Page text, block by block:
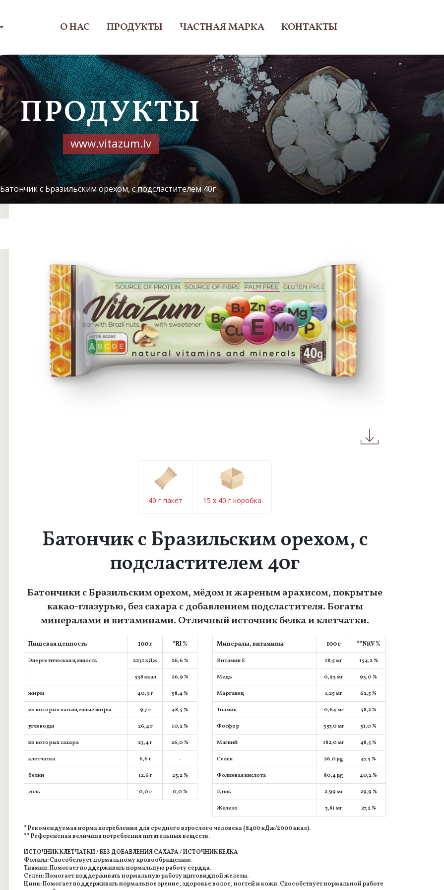
О НАС ПРОДУКТЫ ЧАСТНАЯ МАРКА КОНТАКТЫ
ПРОДУКТЫ
www.vitazum.lv
Батончик с Бразильским орехом, с подсластителем 40г
40 г пакет 15 x 40 г коробка
Батончик с Бразильским орехом, с
подсластителем 40г
Батончики с Бразильским орехом, мёдом и жареным арахисом, покрытые
какао-глазурью, без сахара с добавлением подсластителя. Богаты
минералами и витаминами. Отличный источник белка и клетчатки.
Пищевая ценность 100 г *RI %
Энергетическая ценность 2231 кДж 26,6 %
538 ккал 26,9 %
жиры 40,9 г 58,4 %
из которых насыщенные жиры 9,7 г 48,5 %
углеводы 26,4 г 10,2 %
из которых сахара 23,4 г 26,0 %
клeтчaтка 6,6 г -
белки 12,6 г 25,2 %
соль 0,0 г 0,0 %
Минералы, витамины 100 г **NRV %
Витамин E 18,5 мг 154,2 %
Медь 0,93 мг 93,0 %
Марганец 1,25 мг 62,5 %
Тиамин 0,64 мг 58,2 %
Фосфор 357,0 мг 51,0 %
Магний 182,0 мг 48,5 %
Селен 26,0 µg 47,3 %
Фолиевая кислота 80,4 µg 40,2 %
Цинк 2,99 мг 29,9 %
Железо 3,81 мг 27,2 %
* Рекомендуемая норма потребления для среднего взрослого человека (8400 кДж/2000 ккал).
** Референсная величина потребления питательных веществ.
ИСТОЧНИК КЛЕТЧАТКИ / БЕЗ ДОБАВЛЕНИЯ САХАРА / ИСТОЧНИК БЕЛКА
Фолаты: Способствует нормальному кровообращению.
Тиамин: Помогает поддерживать нормальную работу сердца.
Селен: Помогает поддерживать нормальную работу щитовидной железы.
Цинк: Помогает поддерживать нормальное зрение, здоровье волос, ногтей и кожи. Способствует нормальной работе